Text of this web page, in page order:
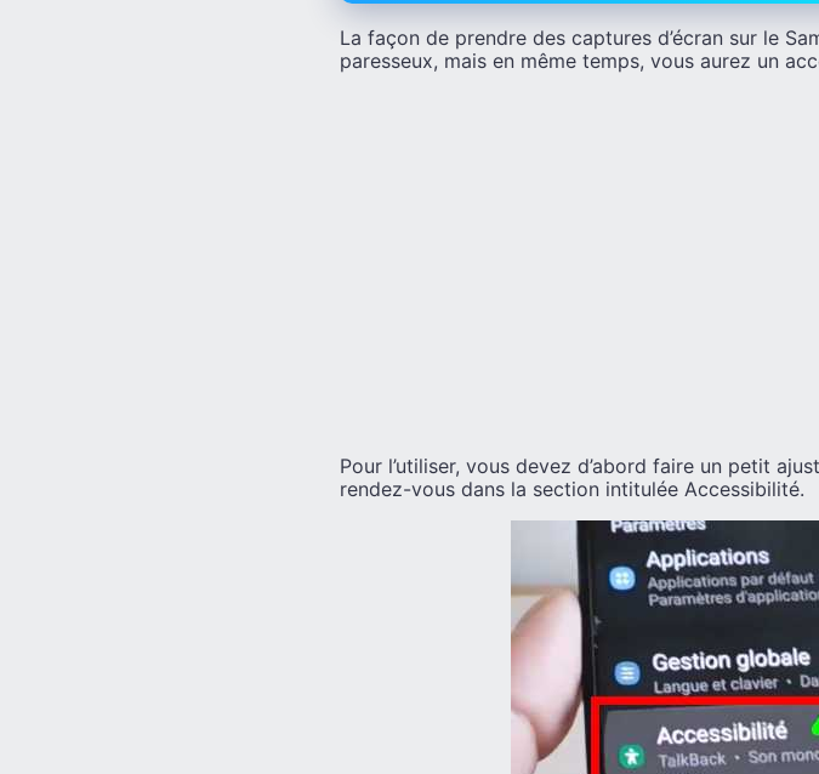
La façon de prendre des captures d’écran sur le
paresseux, mais en même temps, vous aurez un
Pour l’utiliser, vous devez d’abord faire un petit
rendez-vous dans la section intitulée Accessibilité.